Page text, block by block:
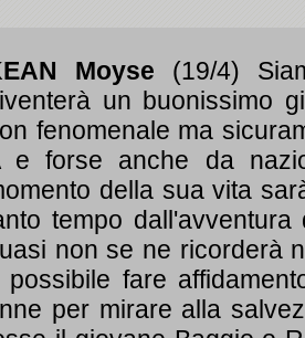
Moyse (19/4)
un buonissimo
fenomenale ma
e forse anche da
della sua vita
tempo dall'avventura
non se ne ricorderà
possibile fare
per mirare alla